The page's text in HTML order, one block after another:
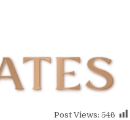
Post Views: 546